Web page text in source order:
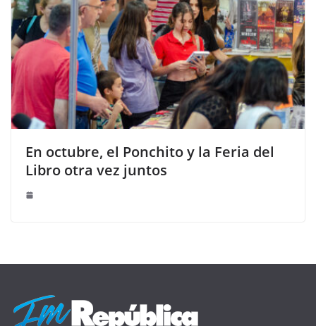
En octubre, el Ponchito y la Feria del
Libro otra vez juntos